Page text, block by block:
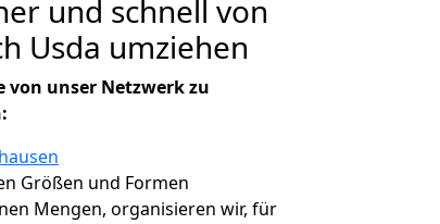
und schnell von
Usda umziehen
von unser Netzwerk zu
Größen und Formen
Mengen, organisieren wir, für